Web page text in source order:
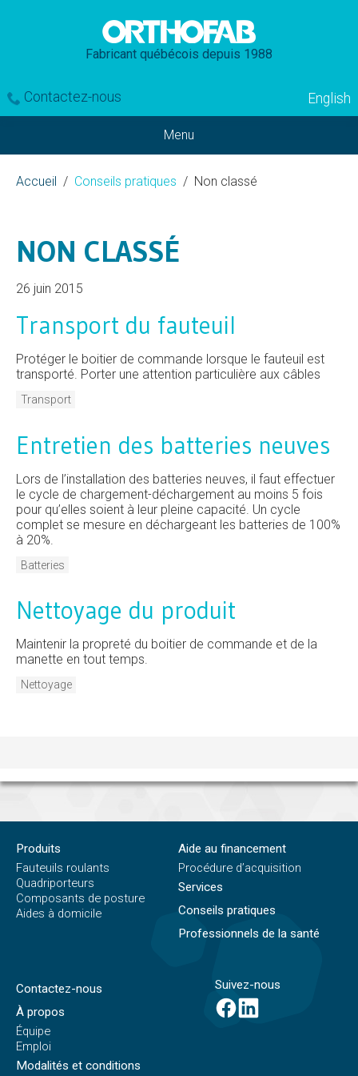
Fabricant québécois depuis 1988
Contactez-nous English
Menu
Accueil Conseils pratiques Non classé
NON CLASSÉ
26 juin 2015
Transport du fauteuil
Protéger le boitier de commande lorsque le fauteuil est
transporté. Porter une attention particulière aux câbles
Transport
Entretien des batteries neuves
Lors de l’installation des batteries neuves, il faut effectuer
le cycle de chargement-déchargement au moins 5 fois
pour qu’elles soient à leur pleine capacité. Un cycle
complet se mesure en déchargeant les batteries de 100%
à 20%.
Batteries
Nettoyage du produit
Maintenir la propreté du boitier de commande et de la
manette en tout temps.
Nettoyage
Produits
Fauteuils roulants
Quadriporteurs
Composants de posture
Aides à domicile
Aide au financement
Procédure d’acquisition
Services
Conseils pratiques
Professionnels de la santé
Contactez-nous
À propos
Équipe
Emploi
Modalités et conditions
Suivez-nous